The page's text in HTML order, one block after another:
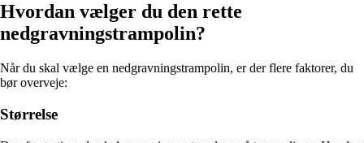
Hvordan vælger du den rette
nedgravningstrampolin?
Når du skal vælge en nedgravningstrampolin, er der flere faktorer, du
bør overveje:
Størrelse